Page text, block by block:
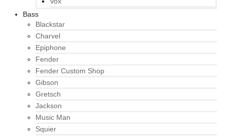
Bass
Blackstar
Charvel
Epiphone
Fender
Fender Custom Shop
Gibson
Gretsch
Jackson
Music Man
Squier